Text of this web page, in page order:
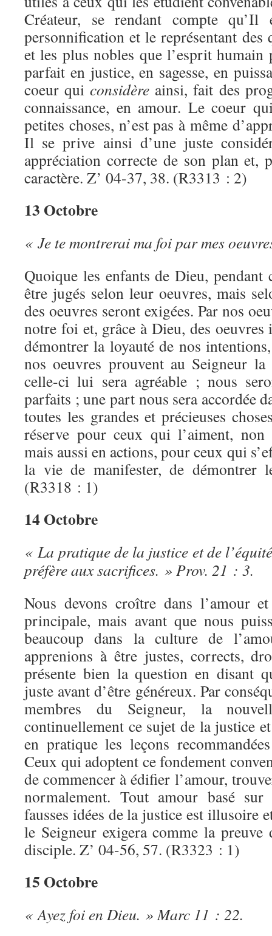
Créateur, se rendant compte qu’Il
personnification et le représentant des
et les plus nobles que l’esprit humain
parfait en justice, en sagesse, en
coeur quiconsidère ainsi, fait des
connaissance, en amour. Le coeur
petites choses, n’est pas à même
Il se prive ainsi d’une juste
appréciation correcte de son plan et,
caractère. Z’ 04-37, 38. (R3313 : 2)
13 Octobre
« Je te montrerai ma foi par mes
Quoique les enfants de Dieu, pendant
être jugés selon leur oeuvres, mais
des oeuvres seront exigées. Par nos
notre foi et, grâce à Dieu, des
démontrer la loyauté de nos
nos oeuvres prouvent au Seigneur
celle-ci lui sera agréable ; nous
parfaits ; une part nous sera accordée
toutes les grandes et précieuses
réserve pour ceux qui l’aiment, non
mais aussi en actions, pour ceux qui
la vie de manifester, de démontrer
(R3318 : 1)
14 Octobre
« La pratique de la justice et de
préfère aux sacrifices. » Prov. 21 : 3.
Nous devons croître dans l’amour
principale, mais avant que nous
beaucoup dans la culture de
apprenions à être justes, corrects,
présente bien la question en disant
juste avant d’être généreux. Par
membres du Seigneur, la
continuellement ce sujet de la justice
en pratique les leçons
Ceux qui adoptent ce fondement
de commencer à édifier l’amour,
normalement. Tout amour basé
fausses idées de la justice est illusoire
le Seigneur exigera comme la preuve
disciple. Z’ 04-56, 57. (R3323 : 1)
15 Octobre
« Ayez foi en Dieu. » Marc 11 : 22.